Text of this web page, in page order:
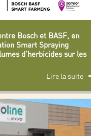
Bosch et BASF, en
Smart Spraying
d’herbicides sur les
Lire la suite